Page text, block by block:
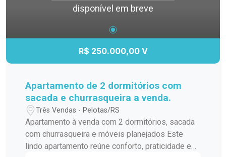
disponível em breve
R$ 250.000,00 V
Apartamento de 2 dormitórios com
sacada e churrasqueira a venda.
Três Vendas - Pelotas/RS
Apartamento à venda com 2 dormitórios, sacada
com churrasqueira e móveis planejados Este
lindo apartamento reúne conforto, praticidade e